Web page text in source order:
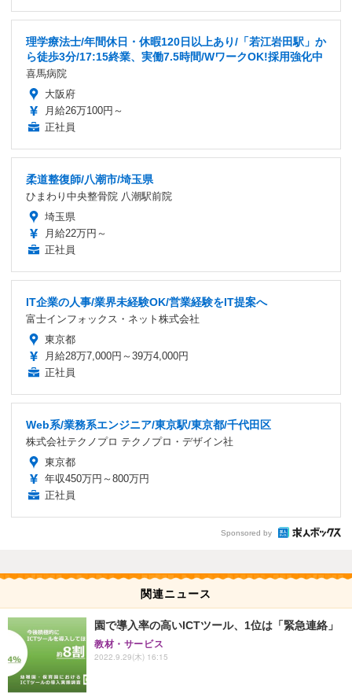
理学療法士/年間休日・休暇120日以上あり/「若江岩田駅」か
ら徒歩3分/17:15終業、実働7.5時間/WワークOK!採用強化中
喜馬病院
大阪府
月給26万100円～
正社員
柔道整復師/八潮市/埼玉県
ひまわり中央整骨院 八潮駅前院
埼玉県
月給22万円～
正社員
IT企業の人事/業界未経験OK/営業経験をIT提案へ
富士インフォックス・ネット株式会社
東京都
月給28万7,000円～39万4,000円
正社員
Web系/業務系エンジニア/東京駅/東京都/千代田区
株式会社テクノプロ テクノプロ・デザイン社
東京都
年収450万円～800万円
正社員
Sponsored by
関連ニュース
園で導入率の高いICTツール、1位は「緊急連絡」
教材・サービス
2022.9.29(木) 16:15